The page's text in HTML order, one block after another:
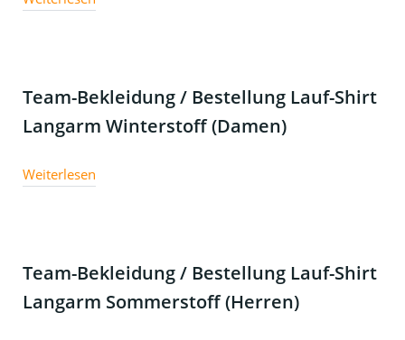
Team-Bekleidung / Bestellung Lauf-Shirt
Langarm Winterstoff (Damen)
Weiterlesen
Team-Bekleidung / Bestellung Lauf-Shirt
Langarm Sommerstoff (Herren)